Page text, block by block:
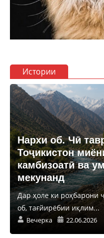
Истории
Нархи об. Чӣ
Тоҷикистон
камбизоатӣ ва
мекунанд
Дар ҳоле ки роҳбарони
об, тағйирёбии иқлим...
Вечерка 22.06.2026